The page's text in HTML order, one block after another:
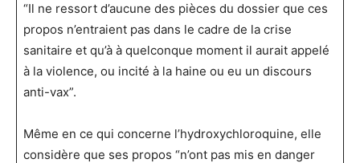
“Il ne ressort d’aucune des pièces du dossier que ces
propos n’entraient pas dans le cadre de la crise
sanitaire et qu’à à quelconque moment il aurait appelé
à la violence, ou incité à la haine ou eu un discours
anti-vax”.
Même en ce qui concerne l’hydroxychloroquine, elle
considère que ses propos “n’ont pas mis en danger